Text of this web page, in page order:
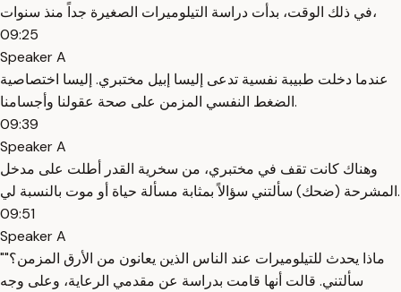
في ذلك الوقت، بدأت دراسة التيلوميرات الصغيرة جداً منذ سنوات،
09:25
Speaker A
عندما دخلت طبيبة نفسية تدعى إليسا إبيل مختبري. إليسا اختصاصية
الضغط النفسي المزمن على صحة عقولنا وأجسامنا.
09:39
Speaker A
وهناك كانت تقف في مختبري، من سخرية القدر أطلت على مدخل
المشرحة (ضحك) سألتني سؤالاً بمثابة مسألة حياة أو موت بالنسبة لي.
09:51
Speaker A
"ماذا يحدث للتيلوميرات عند الناس الذين يعانون من الأرق المزمن؟"
سألتني. قالت أنها قامت بدراسة عن مقدمي الرعاية، وعلى وجه